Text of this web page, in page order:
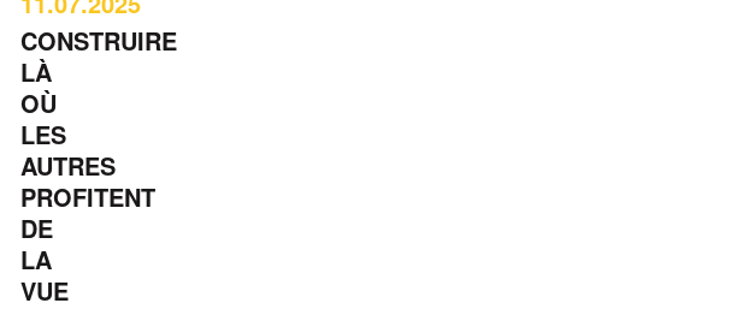
CONSTRUIRE
LÀ
OÙ
LES
AUTRES
PROFITENT
DE
LA
VUE